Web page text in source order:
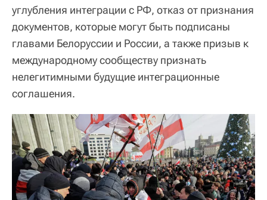
углубления интеграции с РФ, отказ от признания
документов, которые могут быть подписаны
главами Белоруссии и России, а также призыв к
международному сообществу признать
нелегитимными будущие интеграционные
соглашения.